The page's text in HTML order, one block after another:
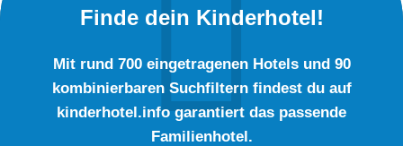
Finde dein Kinderhotel!
Mit rund 700 eingetragenen Hotels und 90
kombinierbaren Suchfiltern findest du auf
kinderhotel.info garantiert das passende
Familienhotel.